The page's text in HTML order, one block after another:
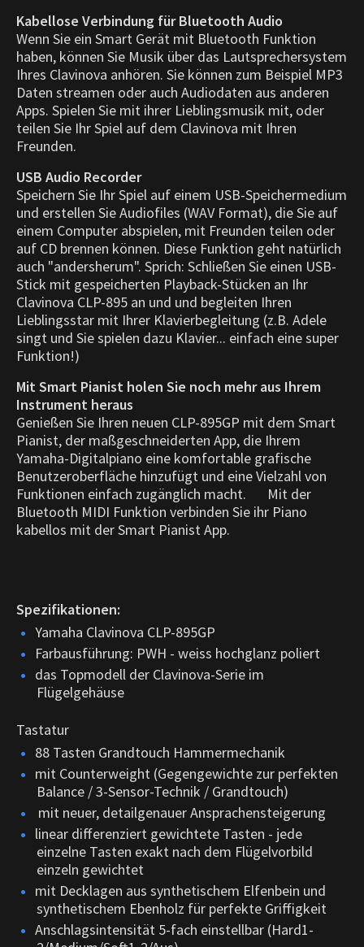
Kabellose Verbindung für Bluetooth Audio
Wenn Sie ein Smart Gerät mit Bluetooth Funktion
haben, können Sie Musik über das Lautsprechersystem
Ihres Clavinova anhören. Sie können zum Beispiel MP3
Daten streamen oder auch Audiodaten aus anderen
Apps. Spielen Sie mit ihrer Lieblingsmusik mit, oder
teilen Sie Ihr Spiel auf dem Clavinova mit Ihren
Freunden.
USB Audio Recorder
Speichern Sie Ihr Spiel auf einem USB-Speichermedium
und erstellen Sie Audiofiles (WAV Format), die Sie auf
einem Computer abspielen, mit Freunden teilen oder
auf CD brennen können. Diese Funktion geht natürlich
auch "andersherum". Sprich: Schließen Sie einen USB-
Stick mit gespeicherten Playback-Stücken an Ihr
Clavinova CLP-895 an und und begleiten Ihren
Lieblingsstar mit Ihrer Klavierbegleitung (z.B. Adele
singt und Sie spielen dazu Klavier... einfach eine super
Funktion!)
Mit Smart Pianist holen Sie noch mehr aus Ihrem
Instrument heraus
Genießen Sie Ihren neuen CLP-895GP mit dem Smart
Pianist, der maßgeschneiderten App, die Ihrem
Yamaha-Digitalpiano eine komfortable grafische
Benutzeroberfläche hinzufügt und eine Vielzahl von
Funktionen einfach zugänglich macht. Mit der
Bluetooth MIDI Funktion verbinden Sie ihr Piano
kabellos mit der Smart Pianist App.
Spezifikationen:
Yamaha Clavinova CLP-895GP
Farbausführung: PWH - weiss hochglanz poliert
das Topmodell der Clavinova-Serie im
Flügelgehäuse
Tastatur
88 Tasten Grandtouch Hammermechanik
mit Counterweight (Gegengewichte zur perfekten
Balance / 3-Sensor-Technik / Grandtouch)
mit neuer, detailgenauer Ansprachensteigerung
linear differenziert gewichtete Tasten - jede
einzelne Tasten exakt nach dem Flügelvorbild
einzeln gewichtet
mit Decklagen aus synthetischem Elfenbein und
synthetischem Ebenholz für perfekte Griffigkeit
Anschlagsintensität 5-fach einstellbar (Hard1-